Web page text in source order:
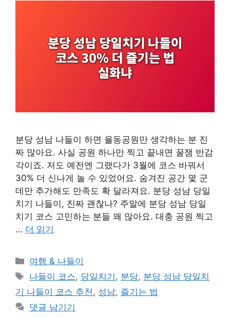
분당 성남 나들이 하면 율동공원만 생각하는 분 진
짜 많아요. 사실 공원 하나만 찍고 끝내면 꿀잼 반감
각이죠. 저도 예전엔 그랬다가 3월에 코스 바꿔서
30% 더 신나게 놀 수 있었어요. 숨겨진 공간 몇 군
데만 추가해도 만족도 확 달라져요. 분당 성남 당일
치기 나들이, 진짜 괜찮나? 주말에 분당 성남 당일
치기 코스 고민하는 분들 꽤 많아요. 대충 공원 찍고
… 더 읽기
카
테
리
여행 & 나들이
태
그
나들이 코스, 당일치기 , 분당, 분당 성남 당일치
기 나들이 코스 추천, 성남, 즐기는 법
댓글 남기기